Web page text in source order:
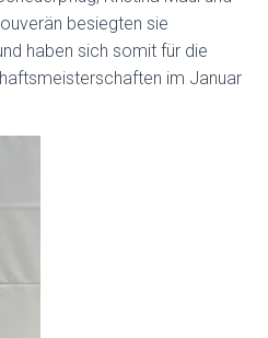
N
besiegten sie
haben sich somit für die
im Januar